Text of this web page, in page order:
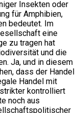
Insekten oder
für Amphibien,
bedeutet. Im
eine
zu tragen hat
und die
Ja, und in diesem
dass der Handel
Handel mit
kontrolliert
noch aus